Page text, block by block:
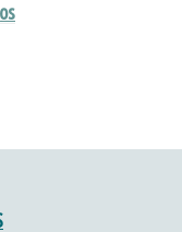
autorais
em contato!